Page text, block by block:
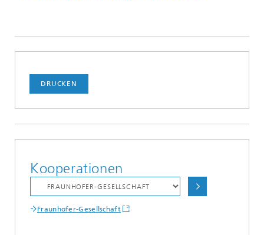
DRUCKEN
Kooperationen
Fraunhofer-Gesellschaft